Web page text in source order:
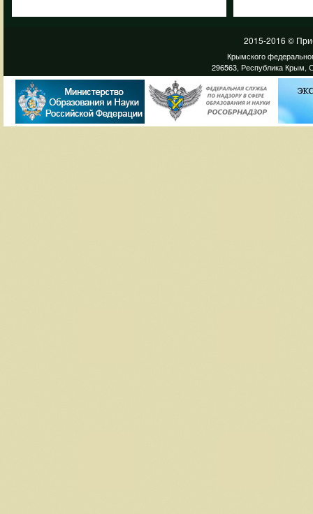
2015-2016 ©
Крымского
296563, Республика Крым,